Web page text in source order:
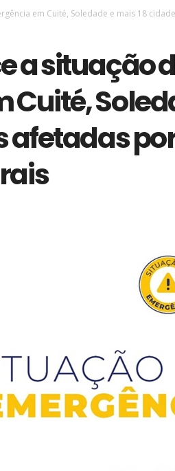
em Cuité, Soledade e mais 18
a situação
afetadas